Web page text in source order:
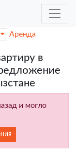
Аренда
в
и могло